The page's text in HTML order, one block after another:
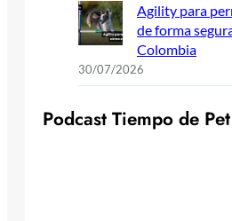
Agility para
de forma
Colombia
30/07/2026
Podcast Tiempo de Pet